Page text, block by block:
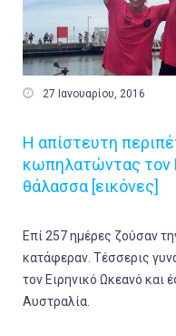
 27 Ιανουαρίου, 2016
Η απίστευτη
κωπηλατώντας τον
θάλασσα [εικόνες]
Επί 257 ημέρες ζούσαν
κατάφεραν. Τέσσερις
τον Ειρηνικό Ωκεανό
Αυστραλία.